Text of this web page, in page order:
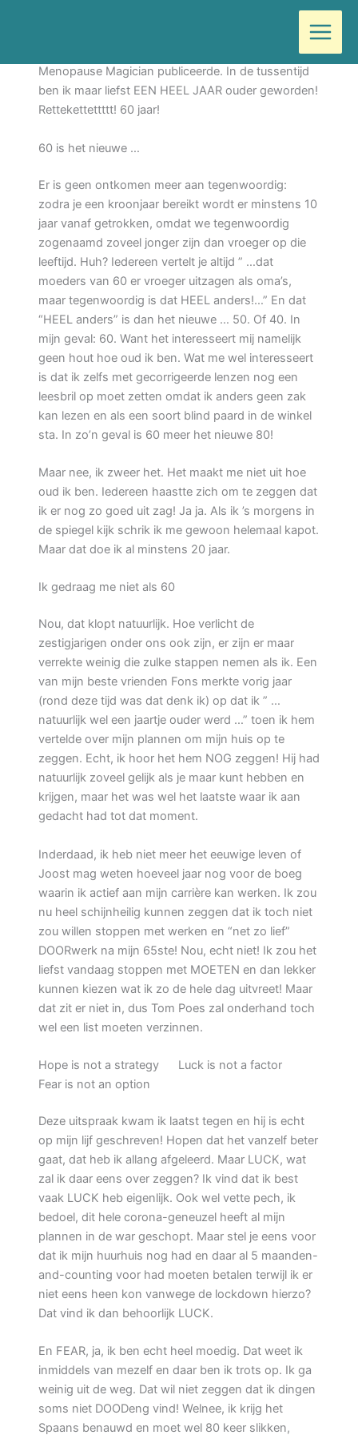
inhoudMenopause Magician publiceerde. In de tussentijd
ben ik maar liefst EEN HEEL JAAR ouder geworden!
Rettekettettttt! 60 jaar!
60 is het nieuwe …
Er is geen ontkomen meer aan tegenwoordig:
zodra je een kroonjaar bereikt wordt er minstens 10
jaar vanaf getrokken, omdat we tegenwoordig
zogenaamd zoveel jonger zijn dan vroeger op die
leeftijd. Huh? Iedereen vertelt je altijd ” …dat
moeders van 60 er vroeger uitzagen als oma’s,
maar tegenwoordig is dat HEEL anders!…” En dat
“HEEL anders” is dan het nieuwe … 50. Of 40. In
mijn geval: 60. Want het interesseert mij namelijk
geen hout hoe oud ik ben. Wat me wel interesseert
is dat ik zelfs met gecorrigeerde lenzen nog een
leesbril op moet zetten omdat ik anders geen zak
kan lezen en als een soort blind paard in de winkel
sta. In zo’n geval is 60 meer het nieuwe 80!
Maar nee, ik zweer het. Het maakt me niet uit hoe
oud ik ben. Iedereen haastte zich om te zeggen dat
ik er nog zo goed uit zag! Ja ja. Als ik ’s morgens in
de spiegel kijk schrik ik me gewoon helemaal kapot.
Maar dat doe ik al minstens 20 jaar.
Ik gedraag me niet als 60
Nou, dat klopt natuurlijk. Hoe verlicht de
zestigjarigen onder ons ook zijn, er zijn er maar
verrekte weinig die zulke stappen nemen als ik. Een
van mijn beste vrienden Fons merkte vorig jaar
(rond deze tijd was dat denk ik) op dat ik ” …
natuurlijk wel een jaartje ouder werd …” toen ik hem
vertelde over mijn plannen om mijn huis op te
zeggen. Echt, ik hoor het hem NOG zeggen! Hij had
natuurlijk zoveel gelijk als je maar kunt hebben en
krijgen, maar het was wel het laatste waar ik aan
gedacht had tot dat moment.
Inderdaad, ik heb niet meer het eeuwige leven of
Joost mag weten hoeveel jaar nog voor de boeg
waarin ik actief aan mijn carrière kan werken. Ik zou
nu heel schijnheilig kunnen zeggen dat ik toch niet
zou willen stoppen met werken en “net zo lief”
DOORwerk na mijn 65ste! Nou, echt niet! Ik zou het
liefst vandaag stoppen met MOETEN en dan lekker
kunnen kiezen wat ik zo de hele dag uitvreet! Maar
dat zit er niet in, dus Tom Poes zal onderhand toch
wel een list moeten verzinnen.
Hope is not a strategy Luck is not a factor
Fear is not an option
Deze uitspraak kwam ik laatst tegen en hij is echt
op mijn lijf geschreven! Hopen dat het vanzelf beter
gaat, dat heb ik allang afgeleerd. Maar LUCK, wat
zal ik daar eens over zeggen? Ik vind dat ik best
vaak LUCK heb eigenlijk. Ook wel vette pech, ik
bedoel, dit hele corona-geneuzel heeft al mijn
plannen in de war geschopt. Maar stel je eens voor
dat ik mijn huurhuis nog had en daar al 5 maanden-
and-counting voor had moeten betalen terwijl ik er
niet eens heen kon vanwege de lockdown hierzo?
Dat vind ik dan behoorlijk LUCK.
En FEAR, ja, ik ben echt heel moedig. Dat weet ik
inmiddels van mezelf en daar ben ik trots op. Ik ga
weinig uit de weg. Dat wil niet zeggen dat ik dingen
soms niet DOODeng vind! Welnee, ik krijg het
Spaans benauwd en moet wel 80 keer slikken,